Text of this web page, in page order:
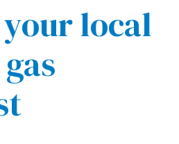
local